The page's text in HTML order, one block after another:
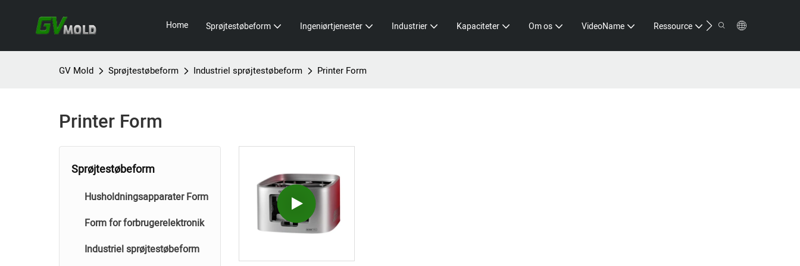
Home Sprøjtestøbeform Ingeniørtjenester Industrier Kapaciteter Om os VideoName Ressource Kontakt
GV Mold Sprøjtestøbeform Industriel sprøjtestøbeform Printer Form
Printer Form
Sprøjtestøbeform
Husholdningsapparater Form
Form for forbrugerelektronik
Industriel sprøjtestøbeform